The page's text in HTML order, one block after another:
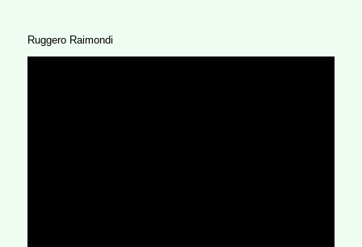
Ruggero Raimondi